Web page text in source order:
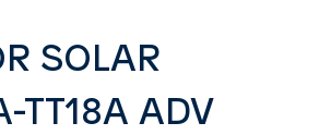
SOLAR
TT18A ADV